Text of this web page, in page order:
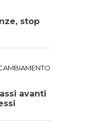
stop
avanti